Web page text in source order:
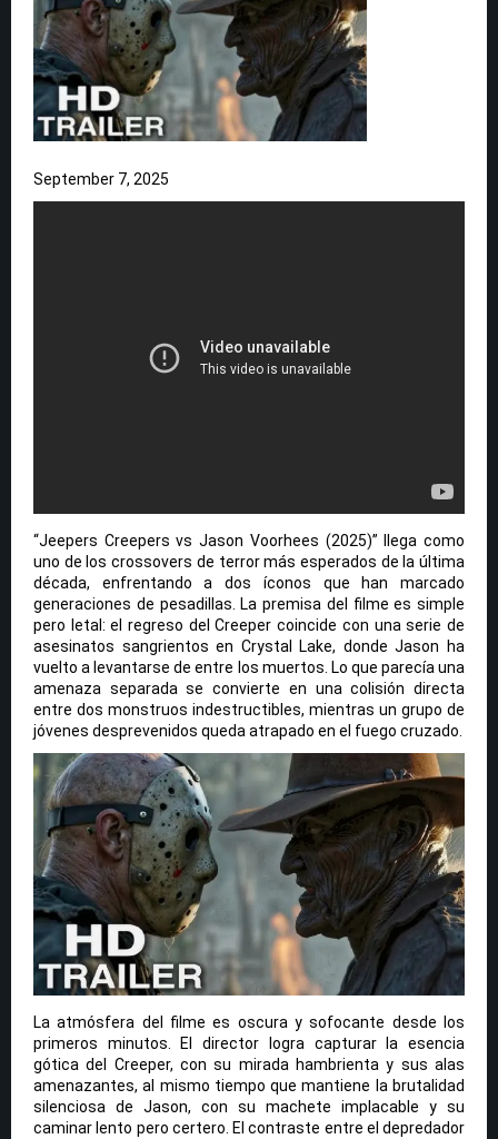
September 7, 2025
“Jeepers Creepers vs Jason Voorhees (2025)” llega como
uno de los crossovers de terror más esperados de la última
década, enfrentando a dos íconos que han marcado
generaciones de pesadillas. La premisa del filme es simple
pero letal: el regreso del Creeper coincide con una serie de
asesinatos sangrientos en Crystal Lake, donde Jason ha
vuelto a levantarse de entre los muertos. Lo que parecía una
amenaza separada se convierte en una colisión directa
entre dos monstruos indestructibles, mientras un grupo de
jóvenes desprevenidos queda atrapado en el fuego cruzado.
La atmósfera del filme es oscura y sofocante desde los
primeros minutos. El director logra capturar la esencia
gótica del Creeper, con su mirada hambrienta y sus alas
amenazantes, al mismo tiempo que mantiene la brutalidad
silenciosa de Jason, con su machete implacable y su
caminar lento pero certero. El contraste entre el depredador